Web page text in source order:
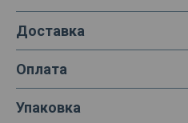
Доставка
Оплата
Упаковка